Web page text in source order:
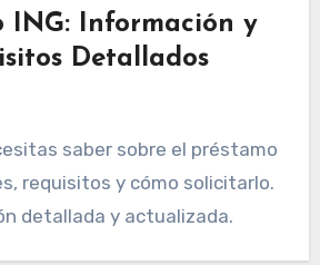
ING: Información y
Detallados
requisitos y cómo solicitarlo.
detallada y actualizada.